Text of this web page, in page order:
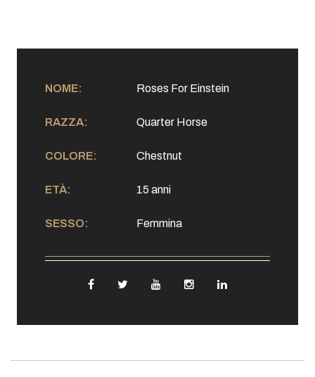
NOME: Roses For Einstein
RAZZA: Quarter Horse
COLORE: Chestnut
ETÀ: 15 anni
SESSO: Femmina